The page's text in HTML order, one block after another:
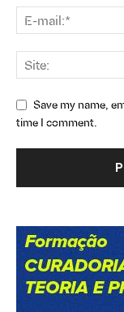
Save my name,
time I comment.